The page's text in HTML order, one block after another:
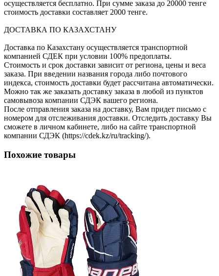
осуществляется бесплатно. При сумме заказа до 20000 тенге
стоимость доставки составляет 2000 тенге.
ДОСТАВКА ПО КАЗАХСТАНУ
Доставка по Казахстану осуществляется транспортной
компанией СДЕК при условии 100% предоплаты.
Стоимость и срок доставки зависит от региона, цены и веса
заказа. При введении названия города либо почтового
индекса, стоимость доставки будет рассчитана автоматически.
Можно так же заказать доставку заказа в любой из пунктов
самовывоза компании СДЭК вашего региона.
После отправления заказа на доставку, Вам придет письмо с
номером для отслеживания доставки. Отследить доставку Вы
сможете в личном кабинете, либо на сайте транспортной
компании СДЭК (https://cdek.kz/ru/tracking/).
Похожие товары